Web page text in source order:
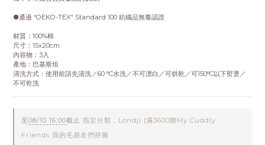
●通過 “OEKO-TEX" Standard 100 紡織品無毒認證
材質：100%棉
尺寸：15x20cm
內容物：3入
產地：巴基斯坦
清洗方式：使用前請先清洗／60 °C水洗／不可漂白／可烘乾／可150°C以下熨燙／
不可乾洗
至08/10 16:00截止 指定分類，Londji |滿3600贈My Cuddly
Friends 我的毛朋友們拼圖